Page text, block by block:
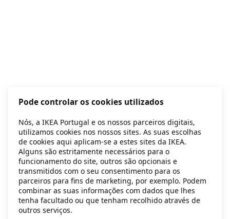
Application error: a client-side exception has occurred
Pode controlar os cookies utilizados
Nós, a IKEA Portugal e os nossos parceiros digitais,
utilizamos cookies nos nossos sites. As suas escolhas
de cookies aqui aplicam-se a estes sites da IKEA.
Alguns são estritamente necessários para o
funcionamento do site, outros são opcionais e
transmitidos com o seu consentimento para os
parceiros para fins de marketing, por exemplo. Podem
combinar as suas informações com dados que lhes
tenha facultado ou que tenham recolhido através de
outros serviços.